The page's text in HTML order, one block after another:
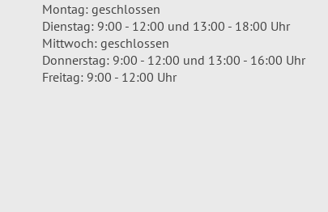
Montag: geschlossen
Dienstag: 9:00 - 12:00 und 13:00 - 18:00 Uhr
Mittwoch: geschlossen
Donnerstag: 9:00 - 12:00 und 13:00 - 16:00 Uhr
Freitag: 9:00 - 12:00 Uhr